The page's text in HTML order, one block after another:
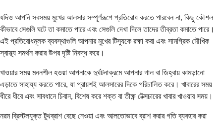
যদিও আপনি সবসময় মুখের আলসার সম্পূর্ণরূপে প্রতিরোধ করতে পারবেন না, কিছু কৌশল
কীভাবে সেগুলি ঘটে তা কমাতে পারে এবং সেগুলি দেখা দিলে তাদের তীব্রতা কমাতে পারে।
এই প্রতিরোধমূলক ব্যবস্থাগুলি আপনার মুখের টিস্যুকে রক্ষা করা এবং সামগ্রিক মৌখিক
স্বাস্থ্য সমর্থন করার উপর দৃষ্টি নিবদ্ধ করে।
খাওয়ার সময় মননশীল হওয়া আপনাকে দুর্ঘটনাক্রমে আপনার গাল বা জিহ্বায় কামড়ানো
এড়াতে সাহায্য করতে পারে, যা প্রায়শই আলসারের দিকে পরিচালিত করে। খাবারের সময়
ধীরে ধীরে এবং সাবধানে চিবান, বিশেষ করে শক্ত বা তীক্ষ্ণ টেক্সচারের খাবার খাওয়ার সময়।
নরম ব্রিস্টলযুক্ত টুথব্রাশ বেছে নেওয়া এবং আলতোভাবে ব্রাশ করার গতি ব্যবহার করা